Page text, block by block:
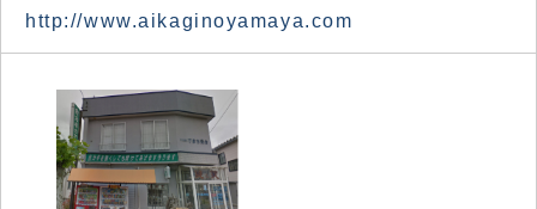
http://www.aikaginoyamaya.com